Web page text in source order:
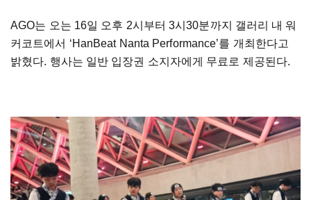
AGO는 오는 16일 오후 2시부터 3시30분까지 갤러리 내 워
커코트에서 ‘HanBeat Nanta Performance’를 개최한다고
밝혔다. 행사는 일반 입장권 소지자에게 무료로 제공된다.